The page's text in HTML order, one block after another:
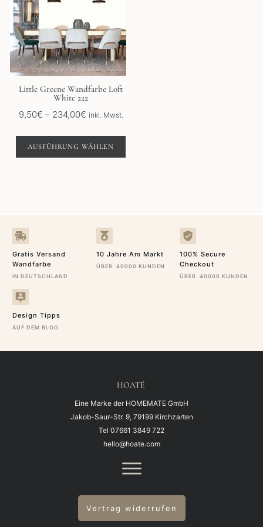
Little Greene Wandfarbe Loft
White 222
9,50€ – 234,00€Preisspanne:
bis
234,00€
inkl. Mwst.
AUSFÜHRUNG WÄHLEN
auf.
Optionen
können
auf
der
Produktseite
gewählt
Gratis Versand
Wandfarbe
IN DEUTSCHLAND
10 Jahre Am Markt
ÜBER 40000 KUNDEN
100% Secure
Checkout
ÜBER 40000 KUNDEN
Design Tipps
AUF DEM BLOG
HOATÉ
Eine Marke der HOMEMATE GmbH
Jakob-Saur-Str. 9, 79199 Kirchzarten
Tel 07661 3849 722
hello@hoate.com
Vertrag widerrufen